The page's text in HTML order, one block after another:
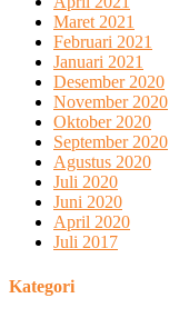
Maret 2021
Februari 2021
Januari 2021
Desember 2020
November 2020
Oktober 2020
September 2020
Agustus 2020
Juli 2020
Juni 2020
April 2020
Juli 2017
Kategori